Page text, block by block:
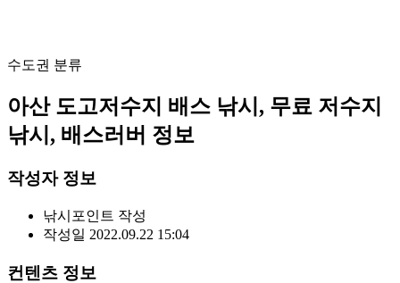
수도권 분류
아산 도고저수지 배스 낚시, 무료 저수지
낚시, 배스러버 정보
작성자 정보
낚시포인트 작성
작성일 2022.09.22 15:04
컨텐츠 정보